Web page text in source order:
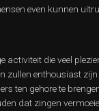
even kunnen
activiteit die veel
zullen enthousiast
ten gehore te
dat zingen